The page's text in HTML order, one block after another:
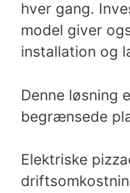
hver gang.
model giver
installation og
Denne løsning
begrænsede
Elektriske